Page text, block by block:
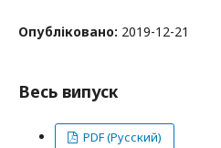
Опубліковано: 2019-12-21
Весь випуск
PDF (Русский)